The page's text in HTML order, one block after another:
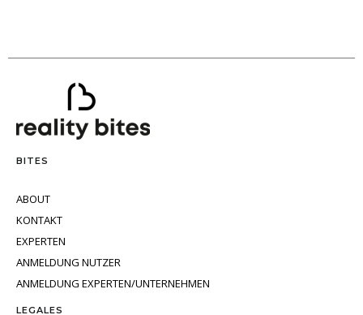
BITES
ABOUT
KONTAKT
EXPERTEN
ANMELDUNG NUTZER
ANMELDUNG EXPERTEN/UNTERNEHMEN
LEGALES